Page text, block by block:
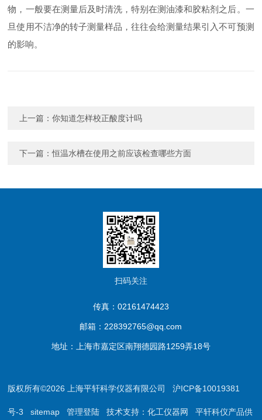
物，一般要在测量后及时清洗，特别在测油漆和胶粘剂之后。一
旦使用不洁净的转子测量样品，往往会给测量结果引入不可预测
的影响。
上一篇：你知道怎样校正酸度计吗
下一篇：恒温水槽在使用之前应该检查哪些方面
扫码关注
传真：02161474423
邮箱：228392765@qq.com
地址：上海市嘉定区南翔德园路1259弄18号
版权所有©2026 上海平轩科学仪器有限公司沪ICP备10019381
号-3 sitemap 管理登陆 技术支持：化工仪器网 平轩科仪产品供